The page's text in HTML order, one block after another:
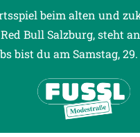
beim alten und
Bull Salzburg, steht
bist du am Samstag,